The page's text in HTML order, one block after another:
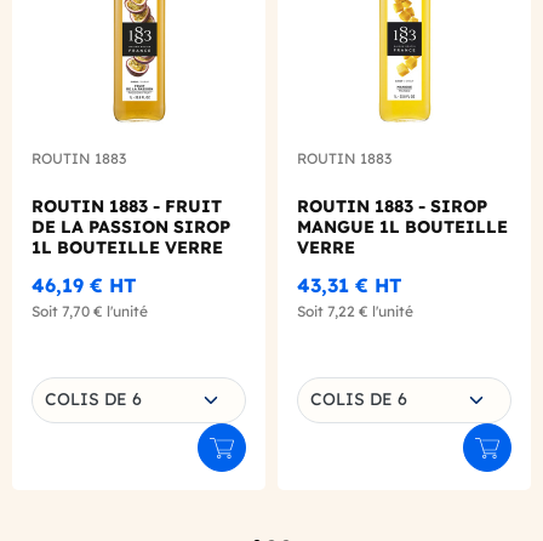
ROUTIN 1883
ROUTIN 1883 - FRUIT
DE LA PASSION SIROP
1L BOUTEILLE VERRE
46,19 € HT
Soit 7,70 € l'unité
Choisissez une déclinaison
COLIS DE 6
Ajouter au panier
ROUTIN 1883
ROUTIN 1883 - SIROP
MANGUE 1L BOUTEILLE
VERRE
43,31 € HT
Soit 7,22 € l'unité
Choisissez une déclinaison
COLIS DE 6